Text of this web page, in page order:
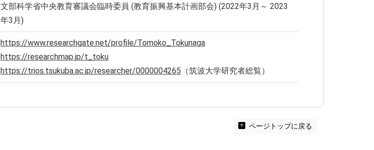
文部科学省中央教育審議会臨時委員 (教育振興基本計画部会) (2022年3月～ 2023
年3月)
https://www.researchgate.net/profile/Tomoko_Tokunaga
https://researchmap.jp/t_toku
https://trios.tsukuba.ac.jp/researcher/0000004265 （筑波大学研究者総覧）
ページトップに戻る